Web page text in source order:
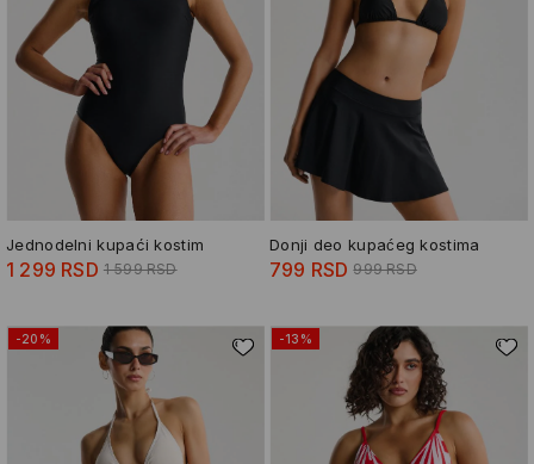
Jednodelni kupaći kostim
1 299 RSD 1 599 RSD
Donji deo kupaćeg kostima
799 RSD 999 RSD
-20% -13%